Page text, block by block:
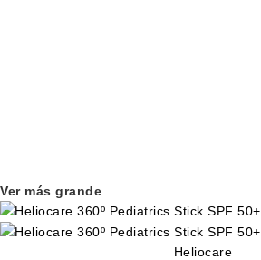
Ver más grande
Heliocare